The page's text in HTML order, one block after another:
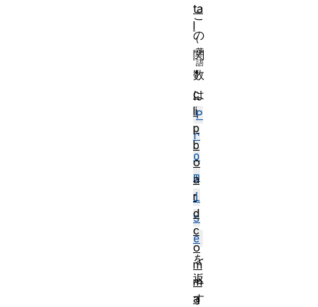
こ
の
関
数
は
P
r
o
m
i
s
e
を
返
す
ta
l
c
li
p
b
o
a
r
d
c
o
m
m
a